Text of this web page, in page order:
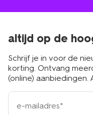
altijd op de
Schrijf je in voor de
korting. Ontvang
(online) aanbiedingen.
e-
mailadres